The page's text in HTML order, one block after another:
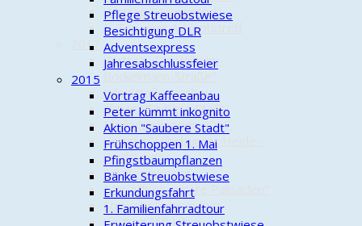
Vortrag "Hausnotruf"
1. Trauener Adventstreff
2017
Vortrag „Die Wilhelm-
Info Straßenausbau
Aktion "Saubere Stadt"
Maifrühschoppen 2017
Vortrag "Lüneburger Heide -
Wolfsland"
Schützenumzug
"Wir öffnen unsere Palisaden"
Streuobstwiesenfest
Vortrag "50 Jahre
Pflege Streuobstwiese
Besichtigung DLR
Adventsexpress
Jahresabschlussfeier
2015
Vortrag Kaffeeanbau
Peter kümmt inkognito
Aktion "Saubere Stadt"
Frühschoppen 1. Mai
Pfingstbaumpflanzen
Bänke Streuobstwiese
Erkundungsfahrt
1. Familienfahrradtour